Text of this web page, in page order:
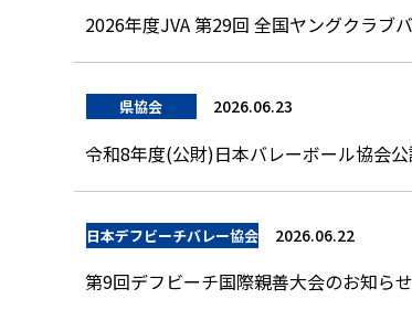
2026年度JVA 第29回 全国ヤングクラブ
県協会 2026.06.23
令和8年度(公財)日本バレーボール協会
日本デフビーチバレー協会 2026.06.22
第9回デフビーチ国際親善大会のお知らせ